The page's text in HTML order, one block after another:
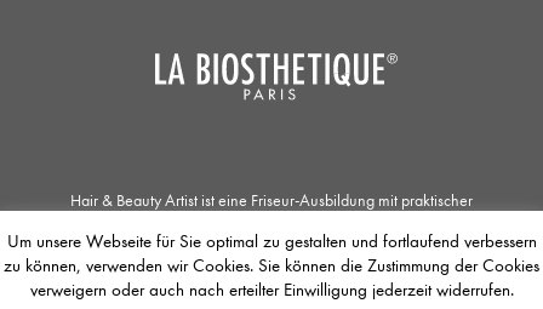
Hair & Beauty Artist ist eine Friseur-Ausbildung mit praktischer
Make-up. Die Zusammenarbeit der Société Française de Biosthétique mit dem
Unternehmen La Biosthétique Paris ermöglicht Jobsuchenden einzigartige
Ausbildungs- und Weiterbildungsmöglichkeiten. Der / Die Auszubildende
Um unsere Webseite für Sie optimal zu gestalten und fortlaufend verbessern
zu können, verwenden wir Cookies. Sie können die Zustimmung der Cookies
verweigern oder auch nach erteilter Einwilligung jederzeit widerrufen.